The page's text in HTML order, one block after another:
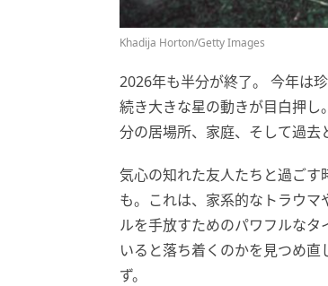
Khadija Horton/Getty Images
2026年も半分が終了。 今年は
続き大きな星の動きが目白押
分の居場所、家庭、そして過去
気心の知れた友人たちと過ご
も。これは、家系的なトラウ
ルを手放すためのパワフルな
いると落ち着くのかを見つめ
ず。